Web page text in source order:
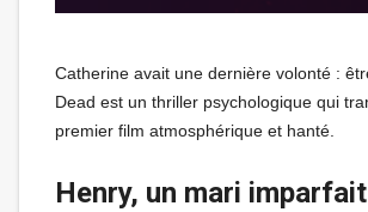
Catherine avait une dernière volonté :
Dead est un thriller psychologique qui
premier film atmosphérique et hanté.
Henry, un mari